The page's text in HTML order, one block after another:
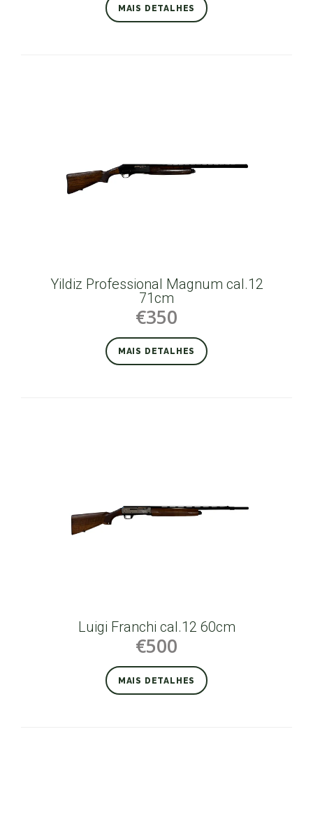
MAIS DETALHES
Yildiz Professional Magnum cal.12
71cm
€350
MAIS DETALHES
Luigi Franchi cal.12 60cm
€500
MAIS DETALHES